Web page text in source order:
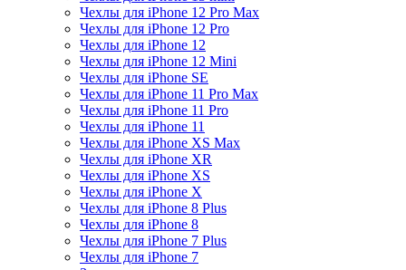
Чехлы для iPhone 12 Pro Max
Чехлы для iPhone 12 Pro
Чехлы для iPhone 12
Чехлы для iPhone 12 Mini
Чехлы для iPhone SE
Чехлы для iPhone 11 Pro Max
Чехлы для iPhone 11 Pro
Чехлы для iPhone 11
Чехлы для iPhone XS Max
Чехлы для iPhone XR
Чехлы для iPhone XS
Чехлы для iPhone X
Чехлы для iPhone 8 Plus
Чехлы для iPhone 8
Чехлы для iPhone 7 Plus
Чехлы для iPhone 7